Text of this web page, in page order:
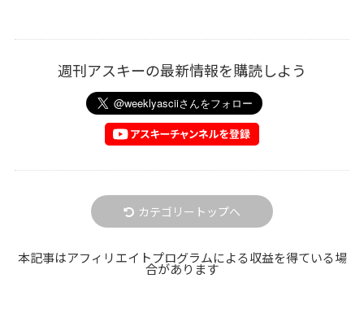
週刊アスキーの最新情報を購読しよう
カテゴリートップへ
本記事はアフィリエイトプログラムによる収益を得ている場
合があります